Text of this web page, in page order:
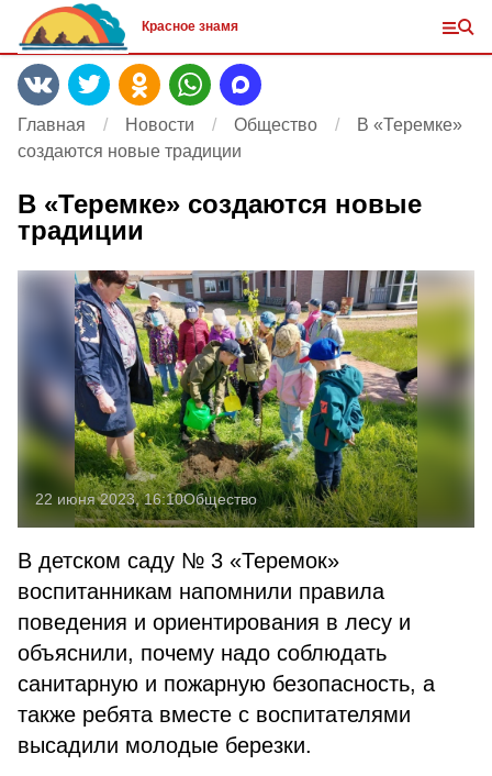
Красное знамя
Главная Новости Общество
В «Теремке»
создаются новые традиции
В «Теремке» создаются новые
традиции
22 июня 2023, 16:10Общество
В детском саду № 3 «Теремок»
воспитанникам напомнили правила
поведения и ориентирования в лесу и
объяснили, почему надо соблюдать
санитарную и пожарную безопасность, а
также ребята вместе с воспитателями
высадили молодые березки.